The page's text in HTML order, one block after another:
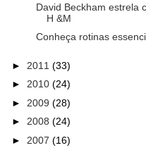
David Beckham estrela
H &M
Conheça rotinas
► 2011 (33)
► 2010 (24)
► 2009 (28)
► 2008 (24)
► 2007 (16)